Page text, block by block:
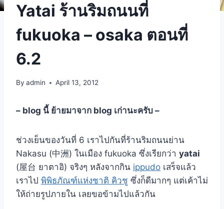
Yatai ร้านริมถนนที่
fukuoka – osaka ตอนที่
6.2
By admin April 13, 2012
– blog นี้ ย้ายมาจาก blog เก่านะครับ –
ช่วงเย็นของวันที่ 6 เราไปกันที่ร้านริมถนนย่าน
Nakasu (中洲) ในเมือง fukuoka ซึ่งเรียกว่า yatai
(屋台 ยาตาอิ) จริงๆ หลังจากกิน ippudo เสร็จแล้ว
เราไป พิพิธภัณฑ์แห่งชาติ คิวชู ซึ่งก็ดีมากๆ แต่เค้าไม่
ให้ถ่ายรูปภายใน เลยขอข้ามไปแล้วกัน